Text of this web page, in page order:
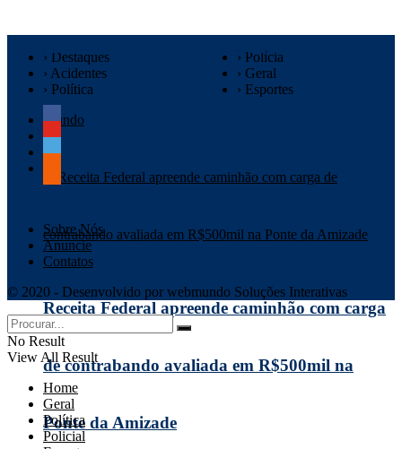
Mundo
Receita Federal apreende caminhão com carga
de contrabando avaliada em R$500mil na
Ponte da Amizade
› Destaques
› Acidentes
› Política
› Polícia
› Geral
› Esportes
Sobre Nós
Anuncie
Contatos
© 2020 - Desenvolvido por webmundo Soluções Interativas
No Result
View All Result
Home
Geral
Política
Policial